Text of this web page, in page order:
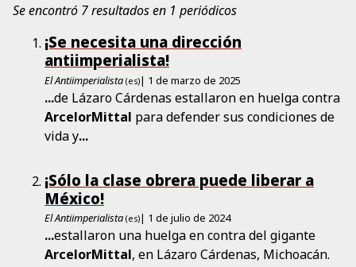
Se encontró 7 resultados en 1 periódicos
¡Se necesita una dirección
antiimperialista!
El Antiimperialista (es)| 1 de marzo de 2025
...de Lázaro Cárdenas estallaron en huelga contra
ArcelorMittal para defender sus condiciones de
vida y...
¡Sólo la clase obrera puede liberar a
México!
El Antiimperialista (es)| 1 de julio de 2024
...estallaron una huelga en contra del gigante
ArcelorMittal, en Lázaro Cárdenas, Michoacán.